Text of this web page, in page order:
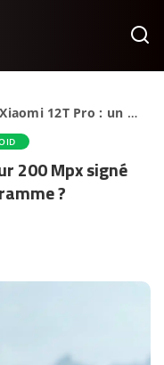
Xiaomi 12T Pro : un capteur 200 Mpx signé Samsung au programme ?
200 Mpx signé
?